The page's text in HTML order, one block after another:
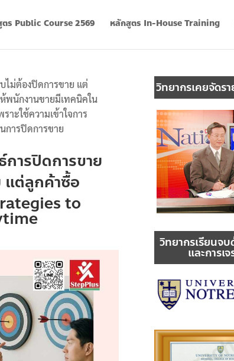
ร Public Course 2569 หลักสูตร In-House Training
ไม่ต้องปิดการขาย แต่
พนักงานขายมีเทคนิคใน
าะใช้ความเข้าใจการ
การปิดการขาย
ารปิดการขาย
แต่ลูกค้าซื้อ
to
วิทยากรเคยจัดร
วิทยากรเรียนจ
และการ